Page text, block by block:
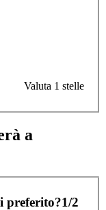
Valuta 1 stelle
a
preferito?1/2